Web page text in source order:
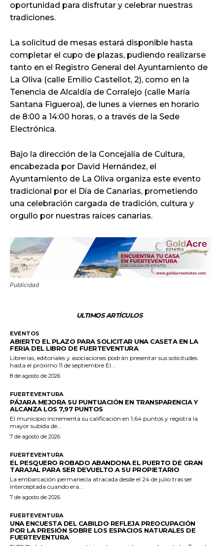
oportunidad para disfrutar y celebrar nuestras
tradiciones.
La solicitud de mesas estará disponible hasta
completar el cupo de plazas, pudiendo realizarse
tanto en el Registro General del Ayuntamiento de
La Oliva (calle Emilio Castellot, 2), como en la
Tenencia de Alcaldía de Corralejo (calle María
Santana Figueroa), de lunes a viernes en horario
de 8:00 a 14:00 horas, o a través de la Sede
Electrónica.
Bajo la dirección de la Concejalía de Cultura,
encabezada por David Hernández, el
Ayuntamiento de La Oliva organiza este evento
tradicional por el Día de Canarias, prometiendo
una celebración cargada de tradición, cultura y
orgullo por nuestras raíces canarias.
Publicidad
ULTIMOS ARTÍCULOS
EVENTOS
ABIERTO EL PLAZO PARA SOLICITAR UNA CASETA EN LA
FERIA DEL LIBRO DE FUERTEVENTURA
Librerías, editoriales y asociaciones podrán presentar sus solicitudes
hasta el próximo 11 de septiembre El...
8 de agosto de 2026
FUERTEVENTURA
PÁJARA MEJORA SU PUNTUACIÓN EN TRANSPARENCIA Y
ALCANZA LOS 7,97 PUNTOS
El municipio incrementa su calificación en 1,64 puntos y registra la
mayor subida de...
7 de agosto de 2026
FUERTEVENTURA
EL PESQUERO ROBADO ABANDONA EL PUERTO DE GRAN
TARAJAL PARA SER DEVUELTO A SU PROPIETARIO
La embarcación permanecía atracada desde el 24 de julio tras ser
interceptada cuando era...
7 de agosto de 2026
FUERTEVENTURA
UNA ENCUESTA DEL CABILDO REFLEJA PREOCUPACIÓN
POR LA PRESIÓN SOBRE LOS ESPACIOS NATURALES DE
FUERTEVENTURA